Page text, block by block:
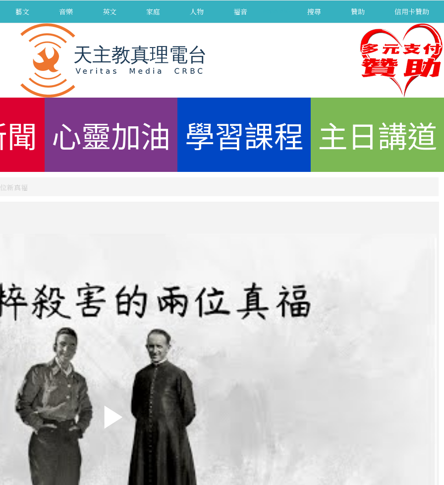
藝文 音樂 英文 家庭 人物 福音 搜尋 贊助 信用卡贊助
心靈加油 學習課程 主日講道
新真福